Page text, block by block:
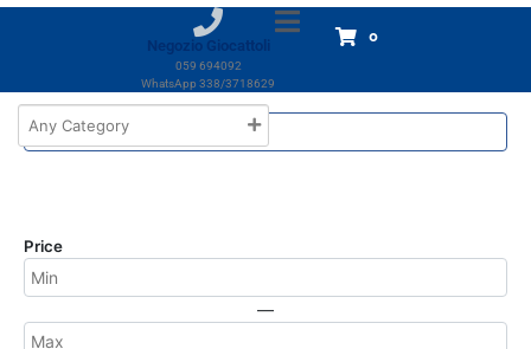
Negozio Giocattoli
059 694092
WhatsApp 338/3718629
0
Non è stato trovato nessun prodotto che
corrisponde alla tua selezione.
Price
—